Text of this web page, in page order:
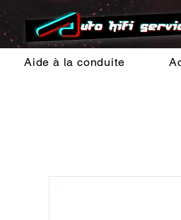
Aide à la conduite